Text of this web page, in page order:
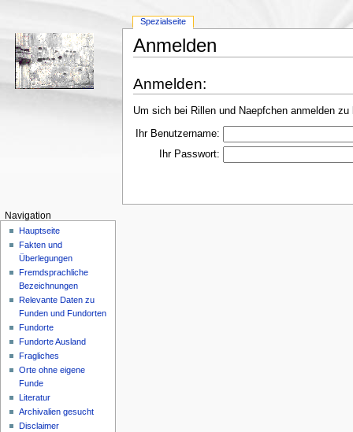
Anmelden
Anmelden:
Um sich bei Rillen und Naepfchen anmelden
Ihr Benutzername:
Ihr Passwort:
Spezialseite
Navigation
Hauptseite
Fakten und
Überlegungen
Fremdsprachliche
Bezeichnungen
Relevante Daten zu
Funden und Fundorten
Fundorte
Fundorte Ausland
Fragliches
Orte ohne eigene
Funde
Literatur
Archivalien gesucht
Disclaimer